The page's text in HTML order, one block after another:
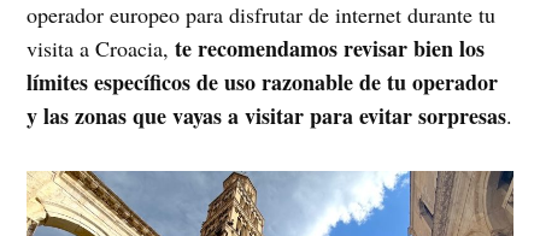
operador europeo para disfrutar de internet durante tu
visita a Croacia,te recomendamos revisar bien los
límites específicos de uso razonable de tu operador
y las zonas que vayas a visitar para evitar sorpresas.